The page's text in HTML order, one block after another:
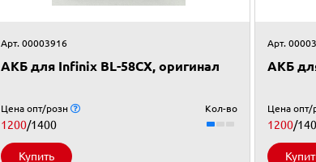
Арт. 00003916
АКБ для Infinix BL-58CX, оригинал
Цена опт/розн
1200/1400
Кол-во
Купить
Арт.
АКБ
Цена опт/
1200/